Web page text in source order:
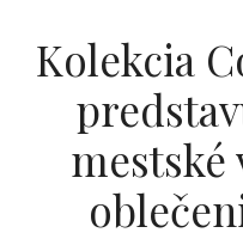
Kolekcia
mestské